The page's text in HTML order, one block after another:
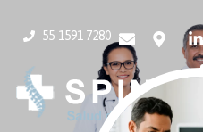
55 1591 7280